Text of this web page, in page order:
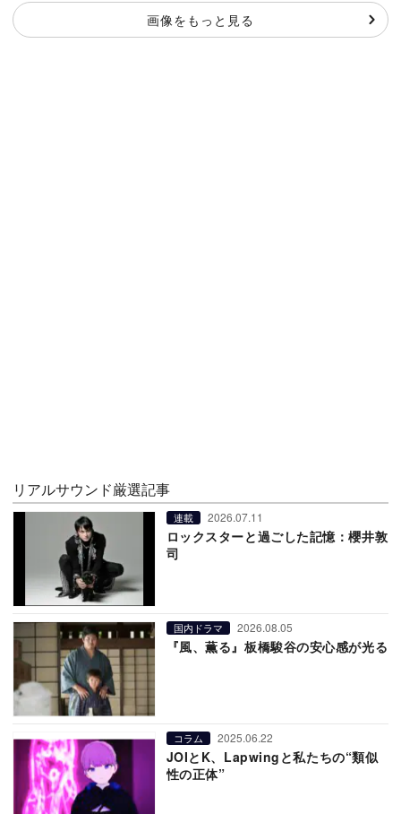
画像をもっと見る
リアルサウンド厳選記事
連載 2026.07.11
ロックスターと過ごした記憶：櫻井敦
司
国内ドラマ 2026.08.05
『風、薫る』板橋駿谷の安心感が光る
コラム 2025.06.22
JOIとK、Lapwingと私たちの“類似
性の正体”